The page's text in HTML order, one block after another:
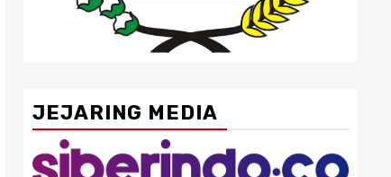
JEJARING MEDIA